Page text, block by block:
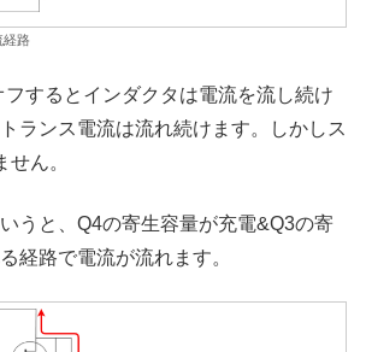
経路
フするとインダクタは電流を流し続け
ランス電流は流れ続けます。しかしス
ん。
うと、Q4の寄生容量が充電&Q3の寄
経路で電流が流れます。